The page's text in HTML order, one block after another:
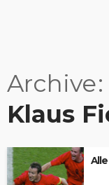
Archive
Klaus